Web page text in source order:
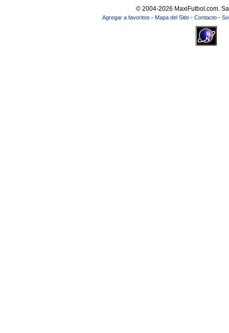
© 2004-2026 MaxiFutbol.com.
Agregar a favoritos - Mapa del Sitio - Contacto -